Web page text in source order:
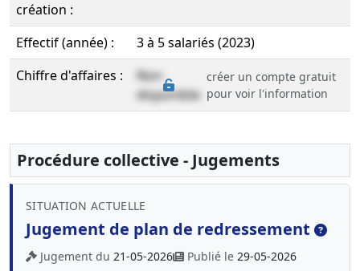
création :
Effectif (année) :
3 à 5 salariés (2023)
Chiffre d'affaires :
Non
disponible
créer un compte gratuit
pour voir l'information
Procédure collective - Jugements
SITUATION ACTUELLE
Jugement de plan de redressement
Jugement du 21-05-2026 Publié le 29-05-2026